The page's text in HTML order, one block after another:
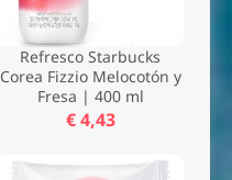
Refresco Starbucks
Corea Fizzio Melocotón y
Fresa | 400 ml
€ 4,43